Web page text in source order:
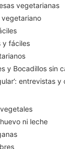
vegetarianas
y fáciles
y Bocadillos sin
entrevistas y
ni leche